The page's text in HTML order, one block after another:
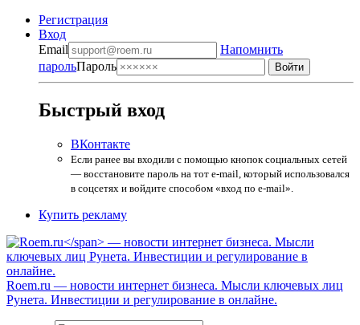
Регистрация
Вход
Email
Напомнить
парольПароль
Быстрый вход
ВКонтакте
Если ранее вы входили с помощью кнопок социальных сетей
— восстановите пароль на тот e-mail, который использовался
в соцсетях и войдите способом «вход по e-mail».
Купить рекламу
Roem.ru — новости интернет бизнеса. Мысли ключевых лиц
Рунета. Инвестиции и регулирование в онлайне.